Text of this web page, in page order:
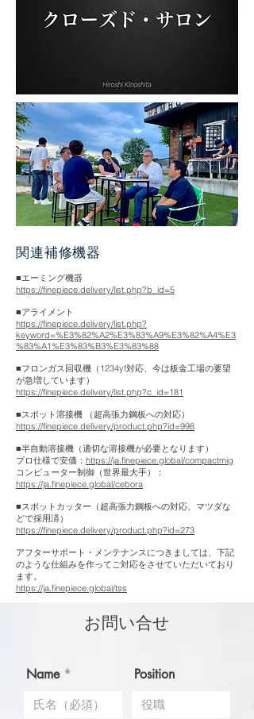
​関連補修機器
■エーミング機器
https://finepiece.delivery/list.php?b_id=5
■アライメント
https://finepiece.delivery/list.php?
keyword=%E3%82%A2%E3%83%A9%E3%82%A4%E3
%83%A1%E3%83%B3%E3%83%88
■フロンガス回収機（1234yf対応、今は板金工場の要望
が急増しています）
https://finepiece.delivery/list.php?c_id=181
■スポット溶接機 （超高張力鋼板への対応）
https://finepiece.delivery/product.php?id=998
■半自動溶接機（適切な溶接機が必要となります）
プロ仕様で安価： https://ja.finepiece.global/compactmig
コンピューター制御（世界最大手）：
https://ja.finepiece.global/cebora
■スポットカッター（超高張力鋼板への対応、マツダな
どで採用済）
https://finepiece.delivery/product.php?id=273
アフターサポート・メンテナンスにつきましては、下記
のような仕組みを作ってご対応をさせていただいており
ます。
https://ja.finepiece.global/tss
お問い合せ
Name Position